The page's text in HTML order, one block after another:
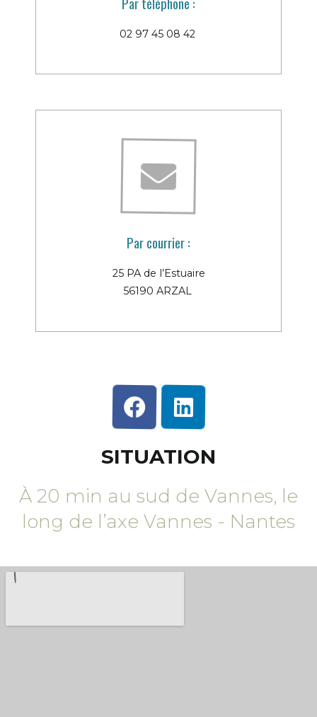
02 97 45 08 42
Par courrier :
25 PA de l’Estuaire
56190 ARZAL
SITUATION
À 20 min au sud de Vannes, le
long de l’axe Vannes - Nantes